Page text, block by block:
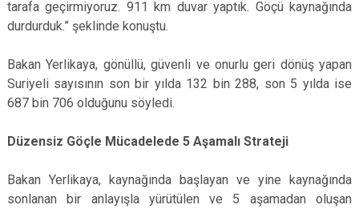
tarafa geçirmiyoruz. 911 km duvar yaptık. Göçü kaynağında
durdurduk.” şeklinde konuştu.
Bakan Yerlikaya, gönüllü, güvenli ve onurlu geri dönüş yapan
Suriyeli sayısının son bir yılda 132 bin 288, son 5 yılda ise
687 bin 706 olduğunu söyledi.
Düzensiz Göçle Mücadelede 5 Aşamalı Strateji
Bakan Yerlikaya, kaynağında başlayan ve yine kaynağında
sonlanan bir anlayışla yürütülen ve 5 aşamadan oluşan